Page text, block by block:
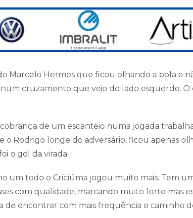
Marcelo Hermes que ficou olhando a bola e
num cruzamento que veio do lado esquerdo.
de um escanteio numa jogada
o Rodrigo longe do adversário, ficou apenas
o gol da virada.
um todo o Criciúma jogou muito mais. Tem
com qualidade, marcando muito forte mas
de encontrar com mais frequência o caminho